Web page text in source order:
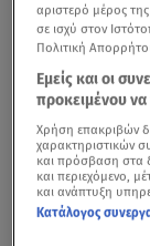
αριστερό μέρος
σε ισχύ στον
Πολιτική
Εμείς και οι
προκειμένου
Χρήση επακριβών
χαρακτηριστικών
και πρόσβαση στα
και περιεχόμενο,
και ανάπτυξη
Κατάλογος